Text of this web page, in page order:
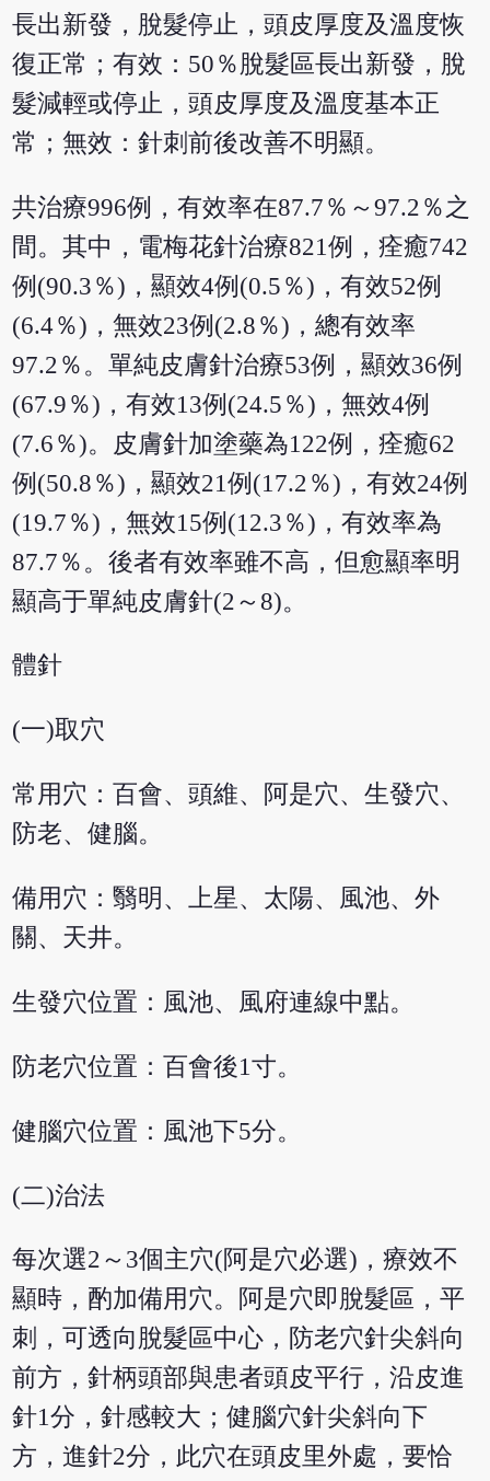
長出新發，脫髮停止，頭皮厚度及溫度恢
復正常；有效：50％脫髮區長出新發，脫
髮減輕或停止，頭皮厚度及溫度基本正
常；無效：針刺前後改善不明顯。
共治療996例，有效率在87.7％～97.2％之
間。其中，電梅花針治療821例，痊癒742
例(90.3％)，顯效4例(0.5％)，有效52例
(6.4％)，無效23例(2.8％)，總有效率
97.2％。單純皮膚針治療53例，顯效36例
(67.9％)，有效13例(24.5％)，無效4例
(7.6％)。皮膚針加塗藥為122例，痊癒62
例(50.8％)，顯效21例(17.2％)，有效24例
(19.7％)，無效15例(12.3％)，有效率為
87.7％。後者有效率雖不高，但愈顯率明
顯高于單純皮膚針(2～8)。
體針
(一)取穴
常用穴：百會、頭維、阿是穴、生發穴、
防老、健腦。
備用穴：翳明、上星、太陽、風池、外
關、天井。
生發穴位置：風池、風府連線中點。
防老穴位置：百會後1寸。
健腦穴位置：風池下5分。
(二)治法
每次選2～3個主穴(阿是穴必選)，療效不
顯時，酌加備用穴。阿是穴即脫髮區，平
刺，可透向脫髮區中心，防老穴針尖斜向
前方，針柄頭部與患者頭皮平行，沿皮進
針1分，針感較大；健腦穴針尖斜向下
方，進針2分，此穴在頭皮里外處，要恰